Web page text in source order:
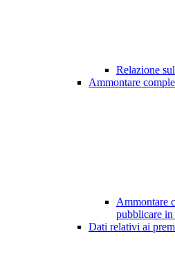
Relazione
Ammontare
Ammontare
pubblicare in
Dati relativi ai